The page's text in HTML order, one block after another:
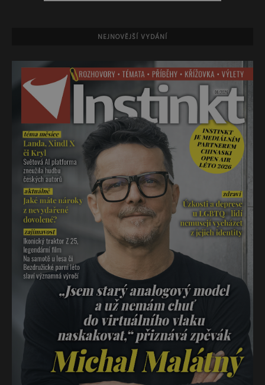
NEJNOVĚJŠÍ VYDÁNÍ